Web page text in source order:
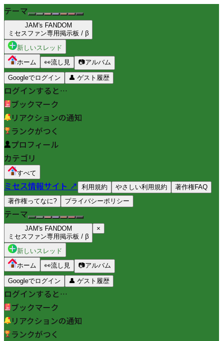
テーマ
JAM's FANDOM
ミセスファン専用掲示板 / β
新しいスレッド
ホーム
👀流し見 📷アルバム
Googleでログイン 👤 ゲスト履歴
ログインすると…
ブックマーク
リアクションの通知
ランクがつく
プロフィール
カテゴリ
すべて
ミセス情報サイト ↗ 利用規約 やさしい利用規約
著作権FAQ
著作権ってなに?
プライバシーポリシー
テーマ
JAM's FANDOM
ミセスファン専用掲示板 / β
×
新しいスレッド
ホーム
👀流し見 📷アルバム
Googleでログイン 👤 ゲスト履歴
ログインすると…
ブックマーク
リアクションの通知
ランクがつく